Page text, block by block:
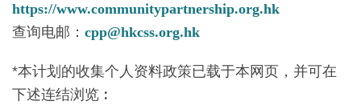
https://www.communitypartnership.org.hk
查询电邮： cpp@hkcss.org.hk
*本计划的收集个人资料政策已载于本网页，并可在
下述连结浏览︰